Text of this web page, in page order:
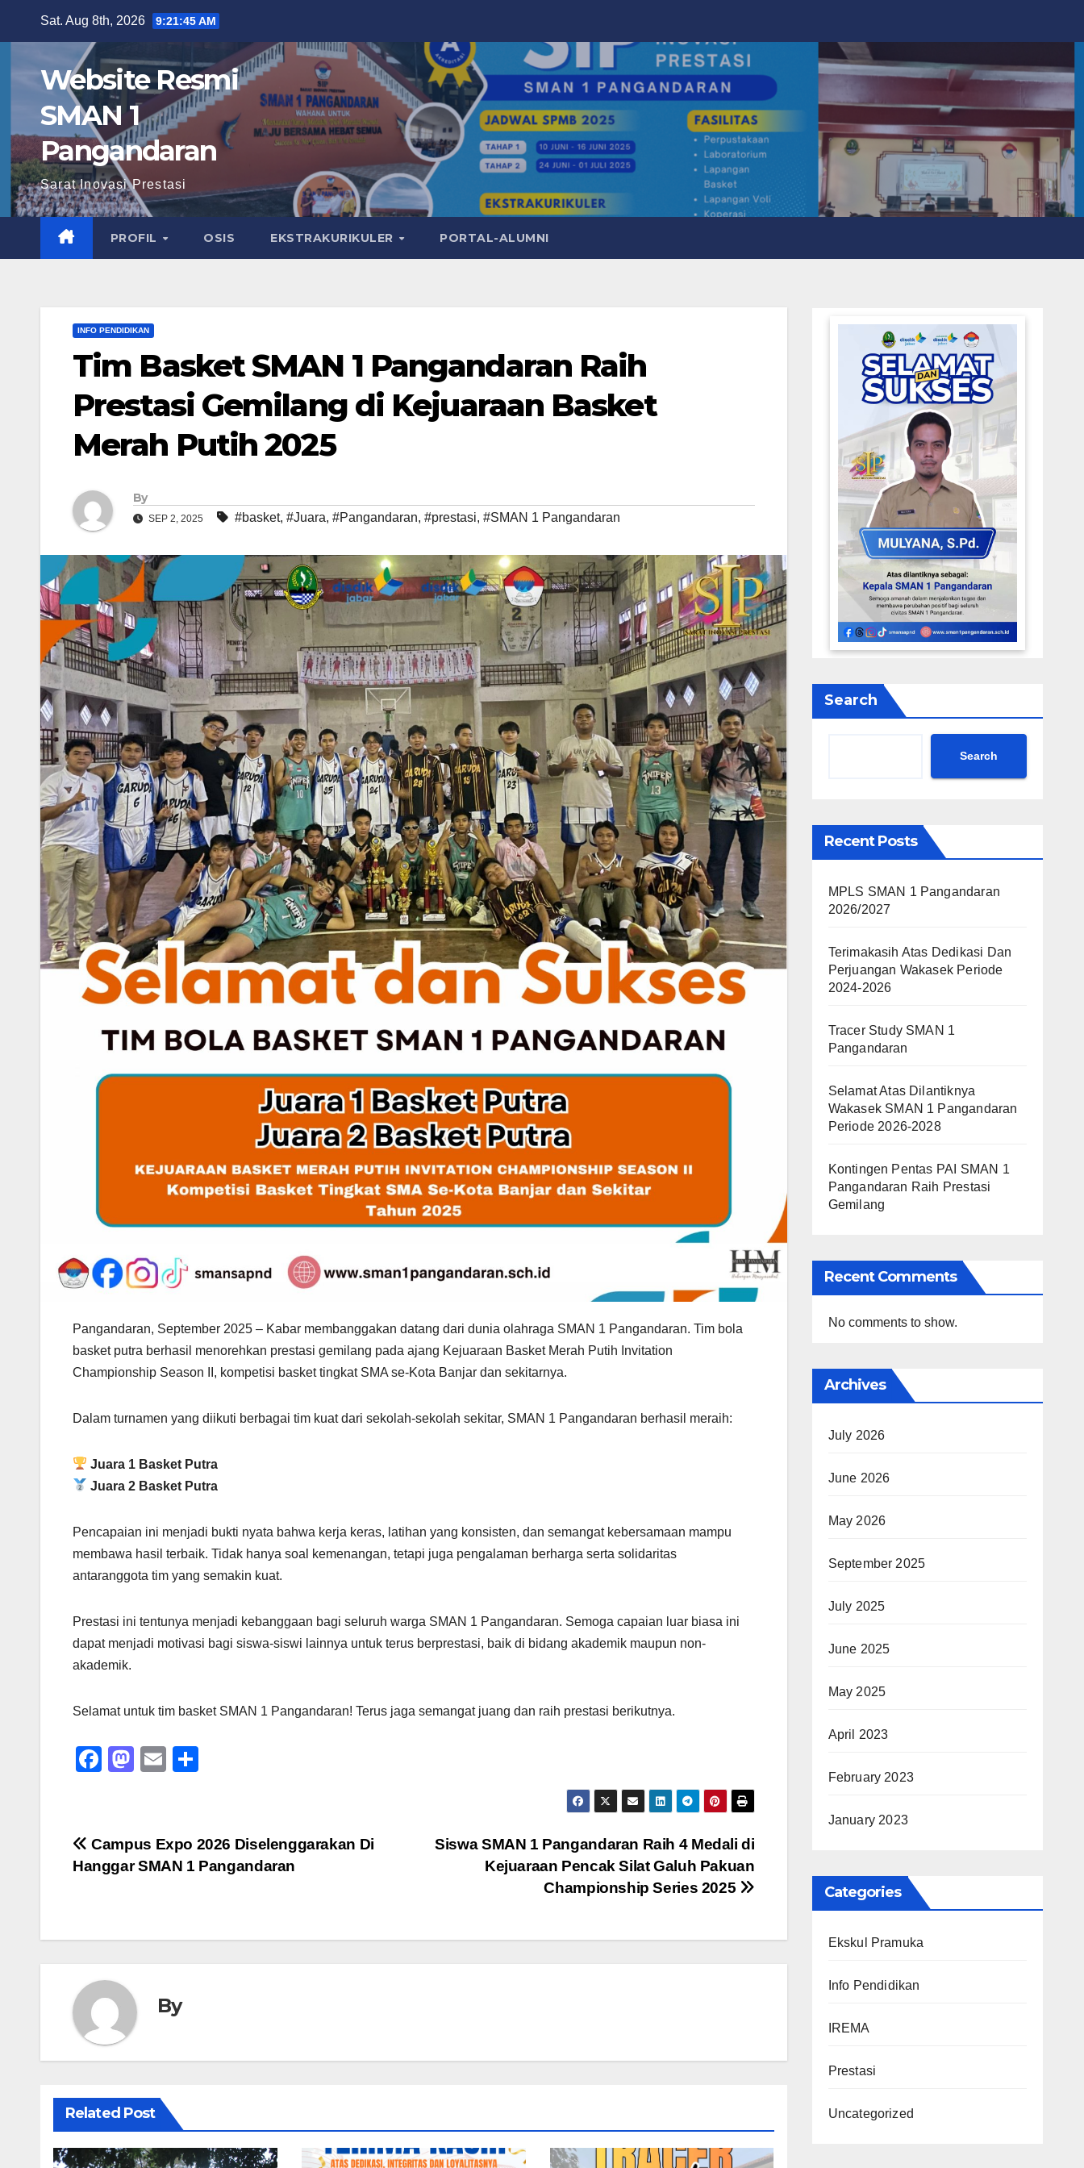
Sat. Aug 8th, 2026 9:21:46 AM
Website Resmi
SMAN 1
Pangandaran
Sarat Inovasi Prestasi
PROFIL OSIS EKSTRAKURIKULER PORTAL-ALUMNI
INFO PENDIDIKAN
Tim Basket SMAN 1 Pangandaran Raih
Prestasi Gemilang di Kejuaraan Basket
Merah Putih 2025
By
SEP 2, 2025 #basket, #Juara, #Pangandaran, #prestasi, #SMAN 1 Pangandaran
Pangandaran, September 2025 – Kabar membanggakan datang dari dunia olahraga SMAN 1 Pangandaran. Tim bola
basket putra berhasil menorehkan prestasi gemilang pada ajang Kejuaraan Basket Merah Putih Invitation
Championship Season II, kompetisi basket tingkat SMA se-Kota Banjar dan sekitarnya.
Dalam turnamen yang diikuti berbagai tim kuat dari sekolah-sekolah sekitar, SMAN 1 Pangandaran berhasil meraih:
Juara 1 Basket Putra
Juara 2 Basket Putra
Pencapaian ini menjadi bukti nyata bahwa kerja keras, latihan yang konsisten, dan semangat kebersamaan mampu
membawa hasil terbaik. Tidak hanya soal kemenangan, tetapi juga pengalaman berharga serta solidaritas
antaranggota tim yang semakin kuat.
Prestasi ini tentunya menjadi kebanggaan bagi seluruh warga SMAN 1 Pangandaran. Semoga capaian luar biasa ini
dapat menjadi motivasi bagi siswa-siswi lainnya untuk terus berprestasi, baik di bidang akademik maupun non-
akademik.
Selamat untuk tim basket SMAN 1 Pangandaran! Terus jaga semangat juang dan raih prestasi berikutnya.
F
e
b
k
M
o
d
E
e
Post
navigation
Siswa SMAN 1 Pangandaran Raih 4 Medali di
Kejuaraan Pencak Silat Galuh Pakuan
Championship Series 2025
Campus Expo 2026 Diselenggarakan Di
Hanggar SMAN 1 Pangandaran
By
Related Post
Search
Search
Recent Posts
MPLS SMAN 1 Pangandaran
2026/2027
Terimakasih Atas Dedikasi Dan
Perjuangan Wakasek Periode
2024-2026
Tracer Study SMAN 1
Pangandaran
Selamat Atas Dilantiknya
Wakasek SMAN 1 Pangandaran
Periode 2026-2028
Kontingen Pentas PAI SMAN 1
Pangandaran Raih Prestasi
Gemilang
Recent Comments
No comments to show.
Archives
July 2026
June 2026
May 2026
September 2025
July 2025
June 2025
May 2025
April 2023
February 2023
January 2023
Categories
Ekskul Pramuka
Info Pendidikan
IREMA
Prestasi
Uncategorized